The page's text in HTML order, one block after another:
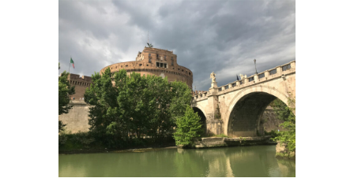
ITALIE – ROME ET LE LATIUM